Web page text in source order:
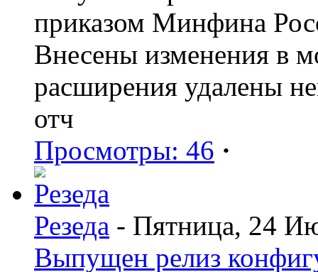
приказом Минфина
Внесены изменения в
расширения удалены
отч
Просмотры: 46 ·
Резеда - Пятница, 24
Выпущен релиз